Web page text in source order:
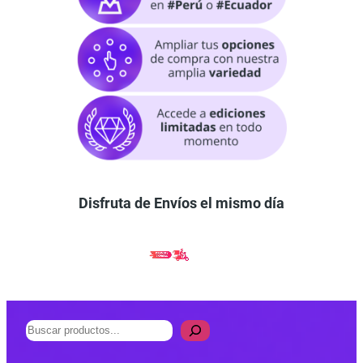
Disfruta de Envíos el mismo día
B